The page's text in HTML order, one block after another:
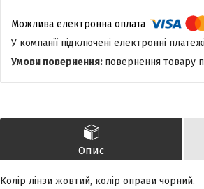
У компанії підключені електронні
повернення товару
Опис
Колір лінзи жовтий, колір оправи чорний.